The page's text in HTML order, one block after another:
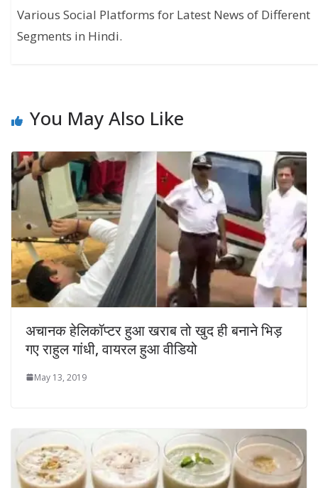
Various Social Platforms for Latest News of Different
Segments in Hindi.
You May Also Like
अचानक हेलिकॉप्टर हुआ खराब तो खुद ही बनाने भिड़
गए राहुल गांधी, वायरल हुआ वीडियो
May 13, 2019